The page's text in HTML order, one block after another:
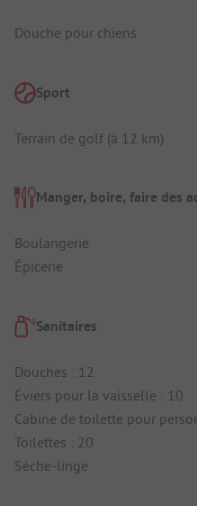
Douche pour chiens
Sport
Terrain de golf (à 12 km)
Manger, boire, faire des
Boulangerie
Épicerie
Sanitaires
Douches : 12
Éviers pour la vaisselle : 10
Cabine de toilette pour
Toilettes : 20
Sèche-linge